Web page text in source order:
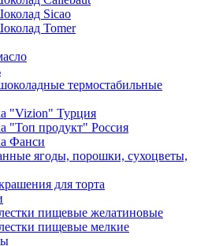
Sicao
Tomer
термостабильные
"Vizion" Турция
"Топ продукт" Россия
Фанси
ягоды, порошки, сухоцветы,
для торта
пищевые желатиновые
пищевые мелкие